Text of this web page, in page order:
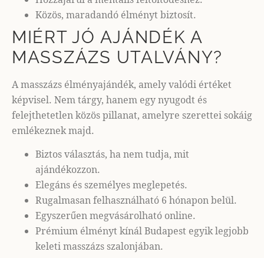
Közös, maradandó élményt biztosít.
MIÉRT JÓ AJÁNDÉK A
MASSZÁZS UTALVÁNY?
A masszázs élményajándék, amely valódi értéket
képvisel. Nem tárgy, hanem egy nyugodt és
felejthetetlen közös pillanat, amelyre szerettei sokáig
emlékeznek majd.
Biztos választás, ha nem tudja, mit
ajándékozzon.
Elegáns és személyes meglepetés.
Rugalmasan felhasználható 6 hónapon belül.
Egyszerűen megvásárolható online.
Prémium élményt kínál Budapest egyik legjobb
keleti masszázs szalonjában.